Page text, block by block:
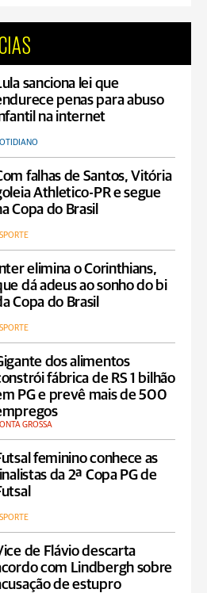
sanciona lei que
penas para abuso
na internet
falhas de Santos, Vitória
Athletico-PR e segue
Copa do Brasil
Inter elimina o Corinthians,
dá adeus ao sonho do bi
Copa do Brasil
dos alimentos
fábrica de RS 1 bilhão
PG e prevê mais de 500
GROSSA
feminino conhece as
da 2ª Copa PG de
de Flávio descarta
com Lindbergh sobre
de estupro